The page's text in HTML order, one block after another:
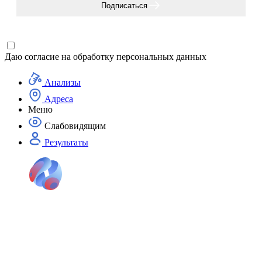
Подписаться
Даю согласие на обработку персональных данных
Анализы
Адреса
Меню
Слабовидящим
Результаты